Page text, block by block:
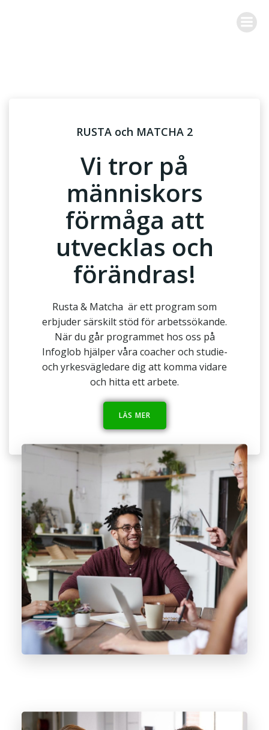
RUSTA och MATCHA 2
Vi tror på
människors
förmåga att
utvecklas och
förändras!
Rusta & Matcha är ett program som
erbjuder särskilt stöd för arbetssökande.
När du går programmet hos oss på
Infoglob hjälper våra coacher och studie-
och yrkesvägledare dig att komma vidare
och hitta ett arbete.
LÄS MER